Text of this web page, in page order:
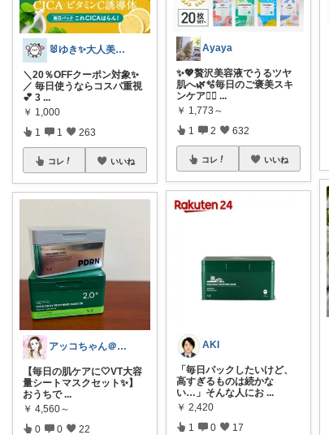
🐰ゆき✨大人美容ROOM🐰
＼20％OFFクーポン対象✨
／ 毎日使うならコスパ重視
💕 3 ...
￥ 1,000
1 1 263
コレ いいね
アッコちゃん＠ファッション＆美容💄好き
【毎日の肌ケアに🤍VT大容
量シートマスクセット✨】
おうちで ...
￥ 4,560～
0 0 22
Ayaya
✨💖贅沢美容液でうるツヤ
肌へ🌿🫧毎日のご褒美スキ
ンケア💆‍♀️ ...
￥ 1,773～
1 2 632
コレ いいね
AKI
「毎日パックしたいけど、
高すぎるものは続かな
い…」そんな人にお ...
￥ 2,420
1 0 17